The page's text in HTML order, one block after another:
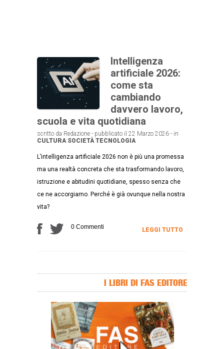
Intelligenza
artificiale 2026:
come sta
cambiando
davvero lavoro,
scuola e vita quotidiana
scritto da Redazione - pubblicato il 22 Marzo 2026 - in
CULTURA SOCIETÀ TECNOLOGIA
L’intelligenza artificiale 2026 non è più una promessa
ma una realtà concreta che sta trasformando lavoro,
istruzione e abitudini quotidiane, spesso senza che
ce ne accorgiamo. Perché è già ovunque nella nostra
vita?
0 Commenti LEGGI TUTTO
I LIBRI DI FAS EDITORE